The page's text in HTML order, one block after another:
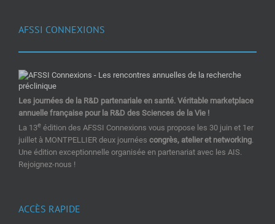
AFSSI CONNEXIONS
Les journées de la R&D partenariale en santé. Véritable marketplace
annuelle française pour la R&D des Sciences de la Vie !
La 13e édition des AFSSI Connexions vous propose les 30 juin et 1er
juillet à MONTPELLIER deux journées congrès, atelier et networking.
Une édition exceptionnelle organisée en partenariat avec les AIS.
Rejoignez-nous !
ACCÈS RAPIDE